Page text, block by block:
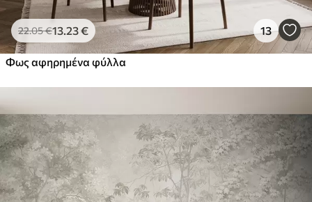
22.05€13 .23€ 13
Φως αφηρημένα φύλλα